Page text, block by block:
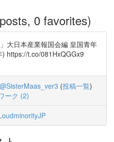
0 favorites)
大日本産業報国会編 皇国青年
https://t.co/081HxQGGx9
@SisterMaas_ver3 (投稿一覧)
ーク (2)